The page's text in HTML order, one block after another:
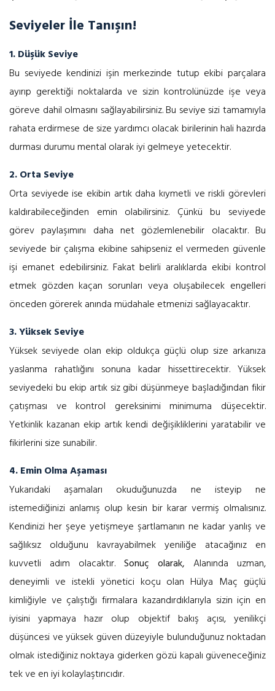
Seviyeler İle Tanışın!
1. Düşük Seviye
Bu seviyede kendinizi işin merkezinde tutup ekibi parçalara
ayırıp gerektiği noktalarda ve sizin kontrolünüzde işe veya
göreve dahil olmasını sağlayabilirsiniz. Bu seviye sizi tamamıyla
rahata erdirmese de size yardımcı olacak birilerinin hali hazırda
durması durumu mental olarak iyi gelmeye yetecektir.
2. Orta Seviye
Orta seviyede ise ekibin artık daha kıymetli ve riskli görevleri
kaldırabileceğinden emin olabilirsiniz. Çünkü bu seviyede
görev paylaşımını daha net gözlemlenebilir olacaktır. Bu
seviyede bir çalışma ekibine sahipseniz el vermeden güvenle
işi emanet edebilirsiniz. Fakat belirli aralıklarda ekibi kontrol
etmek gözden kaçan sorunları veya oluşabilecek engelleri
önceden görerek anında müdahale etmenizi sağlayacaktır.
3. Yüksek Seviye
Yüksek seviyede olan ekip oldukça güçlü olup size arkanıza
yaslanma rahatlığını sonuna kadar hissettirecektir. Yüksek
seviyedeki bu ekip artık siz gibi düşünmeye başladığından fikir
çatışması ve kontrol gereksinimi minimuma düşecektir.
Yetkinlik kazanan ekip artık kendi değişikliklerini yaratabilir ve
fikirlerini size sunabilir.
4. Emin Olma Aşaması
Yukarıdaki aşamaları okuduğunuzda ne isteyip ne
istemediğinizi anlamış olup kesin bir karar vermiş olmalısınız.
Kendinizi her şeye yetişmeye şartlamanın ne kadar yanlış ve
sağlıksız olduğunu kavrayabilmek yeniliğe atacağınız en
kuvvetli adım olacaktır. Sonuç olarak, Alanında uzman,
deneyimli ve istekli yönetici koçu olan Hülya Maç güçlü
kimliğiyle ve çalıştığı firmalara kazandırdıklarıyla sizin için en
iyisini yapmaya hazır olup objektif bakış açısı, yenilikçi
düşüncesi ve yüksek güven düzeyiyle bulunduğunuz noktadan
olmak istediğiniz noktaya giderken gözü kapalı güveneceğiniz
tek ve en iyi kolaylaştırıcıdır.